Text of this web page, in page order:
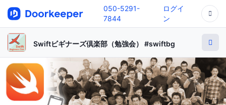
050-5291-
7844
ログイ
ン
Swiftビギナーズ倶楽部（勉強会） #swiftbg